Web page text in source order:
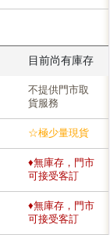
目前尚有庫存
不提供門市取
貨服務
☆極少量現貨
♦無庫存，門市
可接受客訂
♦無庫存，門市
可接受客訂